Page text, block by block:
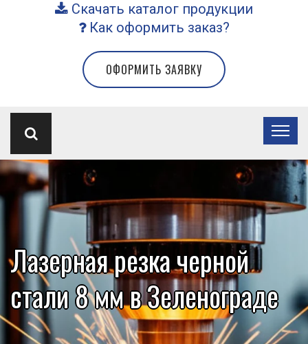
Скачать каталог продукции
Как оформить заказ?
ОФОРМИТЬ ЗАЯВКУ
Лазерная резка черной
стали 8 мм в Зеленограде